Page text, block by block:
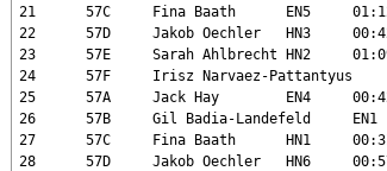
21	57C	Fina Baath	EN5	01:12:55	16.05.2026 22:47:53	OK	Yes
22	57D	Jakob Oechler	HN3	00:42:23	16.05.2026 23:30:17	OK	Yes
23	57E	Sarah Ahlbrecht	HN2	01:09:15	17.05.2026 00:39:32	OK	Yes
24	57F	Irisz Narvaez-Pattantyus	HN4	01:27:52	17.05.2026 02:07:25	OK	Yes
25	57A	Jack Hay	EN4	00:42:18	17.05.2026 02:49:43	OK	Yes
26	57B	Gil Badia-Landefeld	EN1	00:30:33	17.05.2026 03:20:16	OK	Yes
27	57C	Fina Baath	HN1	00:31:35	17.05.2026 03:51:52	DSK	No
28	57D	Jakob Oechler	HN6	00:57:48	17.05.2026 04:49:40	OK	Yes